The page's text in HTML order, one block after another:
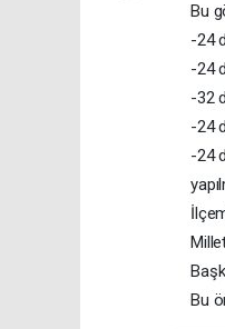
Bu
-24
-24
-32
-24
-24
Bu